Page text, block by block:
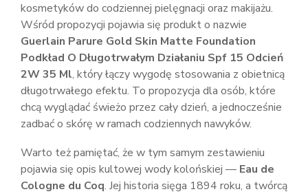
kosmetyków do codziennej pielęgnacji oraz makijażu.
Wśród propozycji pojawia się produkt o nazwie
Guerlain Parure Gold Skin Matte Foundation
Podkład O Długotrwałym Działaniu Spf 15 Odcień
2W 35 Ml, który łączy wygodę stosowania z obietnicą
długotrwałego efektu. To propozycja dla osób, które
chcą wyglądać świeżo przez cały dzień, a jednocześnie
zadbać o skórę w ramach codziennych nawyków.
Warto też pamiętać, że w tym samym zestawieniu
pojawia się opis kultowej wody kolońskiej — Eau de
Cologne du Coq. Jej historia sięga 1894 roku, a twórcą